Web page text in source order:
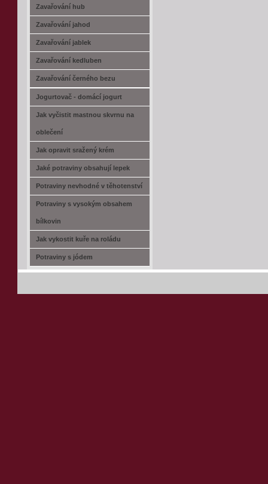
Zavařování hub
Zavařování jahod
Zavařování jablek
Zavařování kedluben
Zavařování černého bezu
Jogurtovač - domácí jogurt
Jak vyčistit mastnou skvrnu na
oblečení
Jak opravit sražený krém
Jaké potraviny obsahují lepek
Potraviny nevhodné v těhotenství
Potraviny s vysokým obsahem
bílkovin
Jak vykostit kuře na roládu
Potraviny s jódem